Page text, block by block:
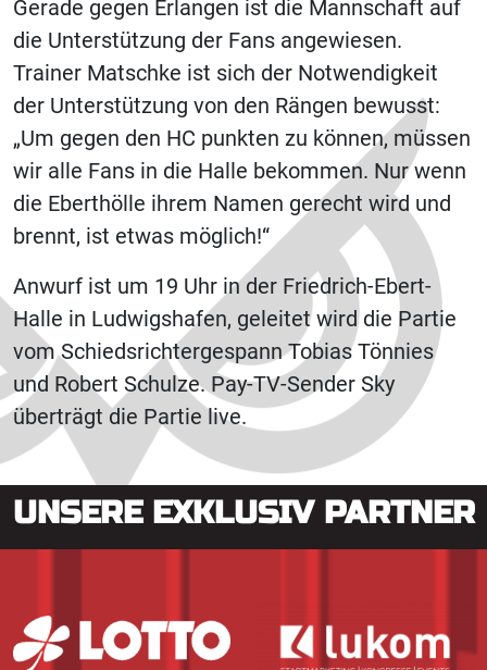
Gerade gegen Erlangen ist die Mannschaft auf
die Unterstützung der Fans angewiesen.
Trainer Matschke ist sich der Notwendigkeit
der Unterstützung von den Rängen bewusst:
„Um gegen den HC punkten zu können, müssen
wir alle Fans in die Halle bekommen. Nur wenn
die Eberthölle ihrem Namen gerecht wird und
brennt, ist etwas möglich!“
Anwurf ist um 19 Uhr in der Friedrich-Ebert-
Halle in Ludwigshafen, geleitet wird die Partie
vom Schiedsrichtergespann Tobias Tönnies
und Robert Schulze. Pay-TV-Sender Sky
überträgt die Partie live.
UNSERE EXKLUSIV PARTNER